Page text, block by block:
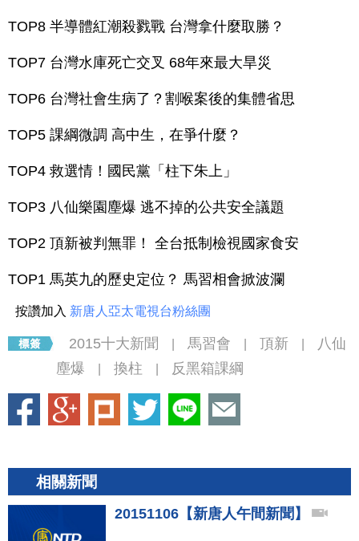
TOP8 半導體紅潮殺戮戰 台灣拿什麼取勝？
TOP7 台灣水庫死亡交叉 68年來最大旱災
TOP6 台灣社會生病了？割喉案後的集體省思
TOP5 課綱微調 高中生，在爭什麼？
TOP4 救選情！國民黨「柱下朱上」
TOP3 八仙樂園塵爆 逃不掉的公共安全議題
TOP2 頂新被判無罪！ 全台抵制檢視國家食安
TOP1 馬英九的歷史定位？ 馬習相會掀波瀾
按讚加入 新唐人亞太電視台粉絲團
2015十大新聞 馬習會 頂新
八仙
塵爆
換柱 反黑箱課綱
相關新聞
20151106【新唐人午間新聞】